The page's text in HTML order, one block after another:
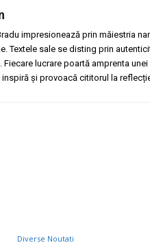
impresionează prin măiestria
Textele sale se disting prin
Fiecare lucrare poartă amprenta
inspiră și provoacă cititorul la
Diverse Noutati